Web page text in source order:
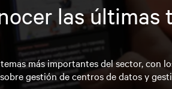
las últimas
más importantes del sector, con
gestión de centros de datos y